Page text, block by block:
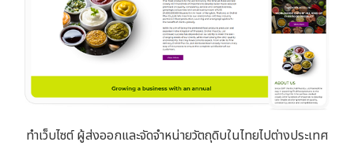
ทำเว็บไซต์ ผู้ส่งออกและจัดจำหน่ายวัตถุดิบในไทยไปต่างประเทศ